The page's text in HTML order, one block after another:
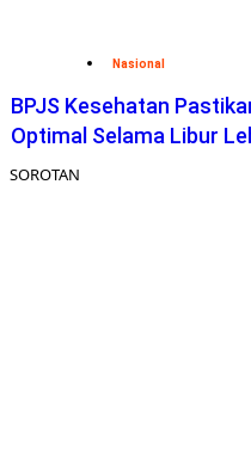
Nasional
BPJS Kesehatan
Optimal Selama Libur
SOROTAN